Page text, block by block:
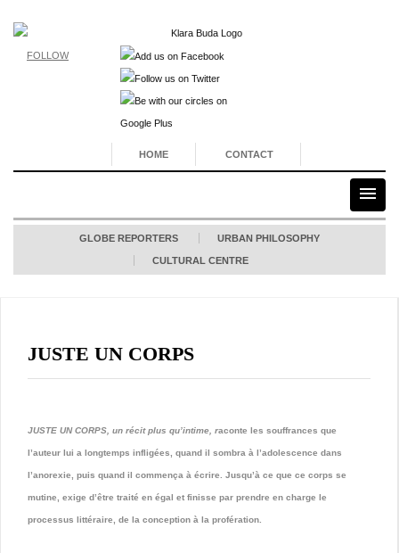
FOLLOW
HOME CONTACT
GLOBE REPORTERS URBAN PHILOSOPHY
CULTURAL CENTRE
JUSTE UN CORPS
JUSTE UN CORPS, un récit plus qu’intime, raconte les souffrances que
l’auteur lui a longtemps infligées, quand il sombra à l’adolescence dans
l’anorexie, puis quand il commença à écrire. Jusqu’à ce que ce corps se
mutine, exige d’être traité en égal et finisse par prendre en charge le
processus littéraire, de la conception à la profération.